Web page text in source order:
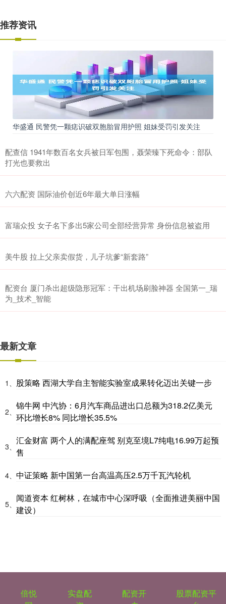
推荐资讯
华盛通 民警凭一颗痣识破双胞胎冒用护照 姐妹受罚引发关注
配查信 1941年数百名女兵被日军包围，聂荣臻下死命令：部队
打光也要救出
六六配资 国际油价创近6年最大单日涨幅
富瑞众投 女子名下多出5家公司全部经营异常 身份信息被盗用
美牛股 拉上父亲卖假货，儿子坑爹“新套路”
配资台 厦门杀出超级隐形冠军：干出机场刷脸神器 全国第一_瑞
为_技术_智能
最新文章
1、 股策略 西湖大学自主智能实验室成果转化迈出关键一步
2、
锦牛网 中汽协：6月汽车商品进出口总额为318.2亿美元
环比增长8% 同比增长35.5%
3、
汇金财富 两个人的满配座驾 别克至境L7纯电16.99万起预
售
4、 中证策略 新中国第一台高温高压2.5万千瓦汽轮机
5、
闻道资本 红树林，在城市中心深呼吸（全面推进美丽中国
建设）
倍悦
实盘配
配资开
股票配资平